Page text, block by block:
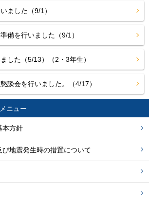
本方針
地震発生時の措置について
ました（9/1）
備を行いました（9/1）
した（5/13）（2・3年生）
談会を行いました。（4/17）